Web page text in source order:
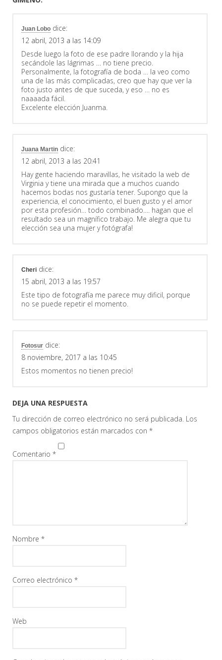
Juan Lobo dice:
12 abril, 2013 a las 14:09
Desde luego la foto de ese padre llorando y la hija
secándole las lágrimas … no tiene precio.
Personalmente, la fotografía de boda … la veo como
una de las más complicadas, creo que hay que ver la
foto justo antes de que suceda, y eso … no es
naaaada fácil.
Excelente elección Juanma.
Juana Martin dice:
12 abril, 2013 a las 20:41
Hay gente haciendo maravillas, he visitado la web de
Virginia y tiene una mirada que a muchos cuando
hacemos bodas nos gustaría tener. Supongo que la
experiencia, el conocimiento, el buen gusto y el amor
por esta profesión… todo combinado…. hagan que el
resultado sea un magnífico trabajo. Me alegra que tu
elección sea una mujer y fotógrafa!
Cheri dice:
15 abril, 2013 a las 19:57
Este tipo de fotografía me parece muy dificil, porque
no se puede repetir el momento.
Fotosur dice:
8 noviembre, 2017 a las 10:45
Estos momentos no tienen precio!
DEJA UNA RESPUESTA
Tu dirección de correo electrónico no será publicada. Los
campos obligatorios están marcados con *
Comentario *
Nombre *
Correo electrónico *
Web